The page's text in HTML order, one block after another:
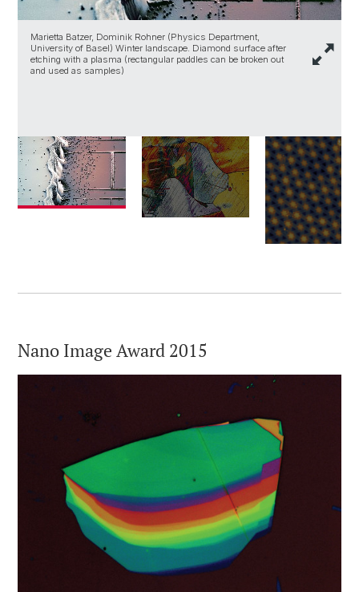
Marietta Batzer, Dominik Rohner (Physics Department,
University of Basel) Winter landscape. Diamond surface after
etching with a plasma (rectangular paddles can be broken out
and used as samples)
Nano Image Award 2015